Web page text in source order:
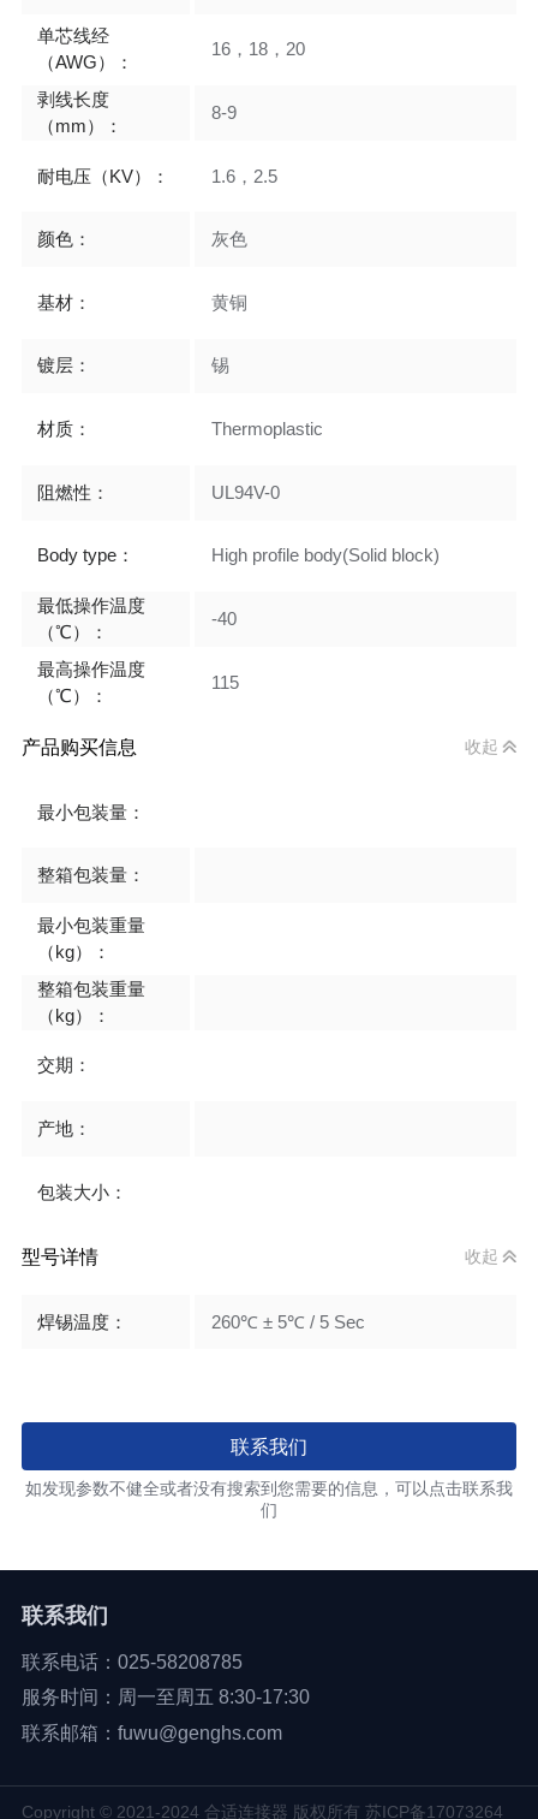
单芯线经
（AWG）：
16，18，20
剥线长度
（mm）：
8-9
耐电压（KV）： 1.6，2.5
颜色： 灰色
基材： 黄铜
镀层： 锡
材质： Thermoplastic
阻燃性： UL94V-0
Body type： High profile body(Solid block)
最低操作温度
（℃）：
-40
最高操作温度
（℃）：
115
产品购买信息 收起
最小包装量：
整箱包装量：
最小包装重量
（kg）：
整箱包装重量
（kg）：
交期：
产地：
包装大小：
型号详情 收起
焊锡温度： 260℃ ± 5℃ / 5 Sec
联系我们
如发现参数不健全或者没有搜索到您需要的信息，可以点击联系我
们
联系我们
联系电话：025-58208785
服务时间：周一至周五 8:30-17:30
联系邮箱：fuwu@genghs.com
Copyright © 2021-2024 合适连接器 版权所有 苏ICP备17073264